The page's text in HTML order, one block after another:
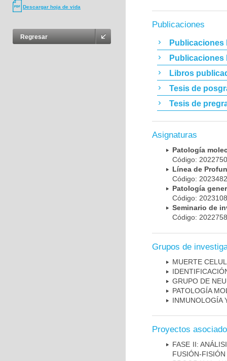
Descargar hoja de vida
Regresar
Publicaciones
Publicaciones
Publicaciones
Libros
Tesis de
Tesis de
Asignaturas
Patología
Código:
Línea de
Código:
Patología
Código:
Seminario de
Código:
Grupos de
MUERTE
GRUPO DE
PATOLOGÍA
INMUNOLOGÍA
Proyectos
FASE II:
FUSIÓN-